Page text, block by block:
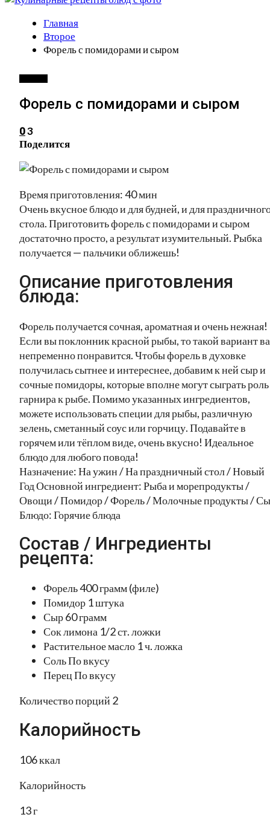
Главная
Второе
Форель с помидорами и сыром
Форель с помидорами и сыром
03
Поделится
Время приготовления: 40 мин
Очень вкусное блюдо и для будней, и для
стола. Приготовить форель с помидорами и сыром
достаточно просто, а результат изумительный. Рыбка
получается — пальчики оближешь!
Описание приготовления
блюда:
Форель получается сочная, ароматная и очень нежная!
Если вы поклонник красной рыбы, то такой вариант
непременно понравится. Чтобы форель в духовке
получилась сытнее и интереснее, добавим к ней сыр и
сочные помидоры, которые вполне могут сыграть
гарнира к рыбе. Помимо указанных ингредиентов,
можете использовать специи для рыбы, различную
зелень, сметанный соус или горчицу. Подавайте в
горячем или тёплом виде, очень вкусно! Идеальное
блюдо для любого повода!
Назначение: На ужин / На праздничный стол / Новый
Год Основной ингредиент: Рыба и морепродукты /
Овощи / Помидор / Форель / Молочные продукты /
Блюдо: Горячие блюда
Состав / Ингредиенты
рецепта:
Форель 400 грамм (филе)
Помидор 1 штука
Сыр 60 грамм
Сок лимона 1/2 ст. ложки
Растительное масло 1 ч. ложка
Соль По вкусу
Перец По вкусу
Количество порций 2
Калорийность
106 ккал
Калорийность
13 г